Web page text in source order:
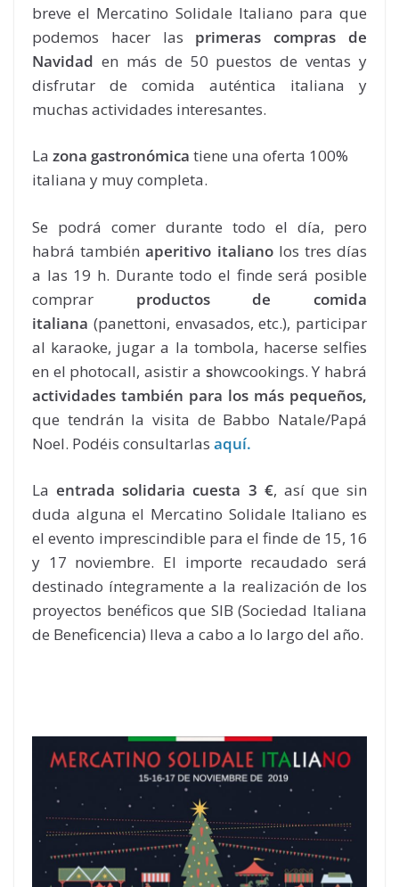
breve el Mercatino Solidale Italiano para que
podemos hacer las primeras compras de
Navidad en más de 50 puestos de ventas y
disfrutar de comida auténtica italiana y
muchas actividades interesantes.
La zona gastronómica tiene una oferta 100%
italiana y muy completa.
Se podrá comer durante todo el día, pero
habrá tambiénaperitivo italiano los tres días
a las 19 h. Durante todo el finde será posible
comprar productos de comida
italiana (panettoni, envasados, etc.), participar
al karaoke, jugar a la tombola, hacerse selfies
en el photocall, asistir a showcookings. Y habrá
actividades también para los más pequeños,
que tendrán la visita de Babbo Natale/Papá
Noel. Podéis consultarlas aquí.
La entrada solidaria cuesta 3 €, así que sin
duda alguna el Mercatino Solidale Italiano es
el evento imprescindible para el finde de 15, 16
y 17 noviembre. El importe recaudado será
destinado íntegramente a la realización de los
proyectos benéficos que SIB (Sociedad Italiana
de Beneficencia) lleva a cabo a lo largo del año.